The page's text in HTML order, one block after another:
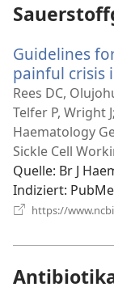
Guidelines
painful crisis
Rees DC,
Telfer P, Wright
Haematology
Sickle Cell
Quelle‎: Br J
Indiziert‎:
https://